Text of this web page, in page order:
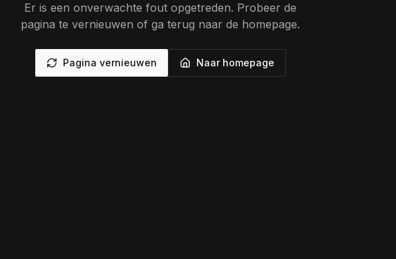
Er is een onverwachte fout opgetreden. Probeer de
pagina te vernieuwen of ga terug naar de homepage.
Pagina vernieuwen Naar homepage